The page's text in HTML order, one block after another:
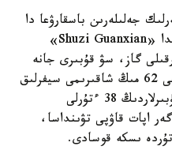
جەلىلەرىن باسقارۋعا دا
سەپ. ماسەلەن، چۇڭچيڭ قالاسىندا «Shuzi Guanxian»
گاز، سۋ قۇبىرى جانە
كارىز جەلىلەرىنىڭ جالپى ۇزىندىعى 62 مىڭ شاقىرىمى سيفرلىق
فورماتقا كوشىرىلگەن. پلاتفورما قۇبىرلاردىڭ 38 ءتۇرلى
اپات قاۋپى تۋىنداسا،
تۇردە ىسكە قوسادى.